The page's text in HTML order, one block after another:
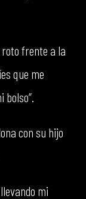
frente a la
que me
con su hijo
mi